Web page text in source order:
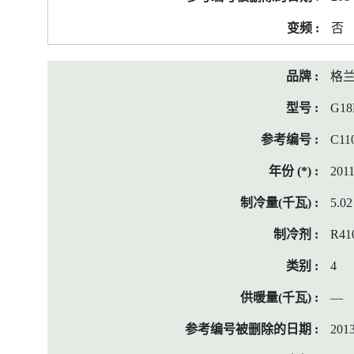
否
格
2011
5.02
4
—